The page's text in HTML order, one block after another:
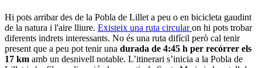
Hi pots arribar des de la Pobla de Lillet a peu o en bicicleta gaudint
de la natura i l'aire lliure. Existeix una ruta circularon hi pots trobar
diferents indrets interessants. No és una ruta difícil però cal tenir
present que a peu pot tenir una durada de 4:45 h per recórrer els
17 km amb un desnivell notable. L’itinerari s’inicia a la Pobla de